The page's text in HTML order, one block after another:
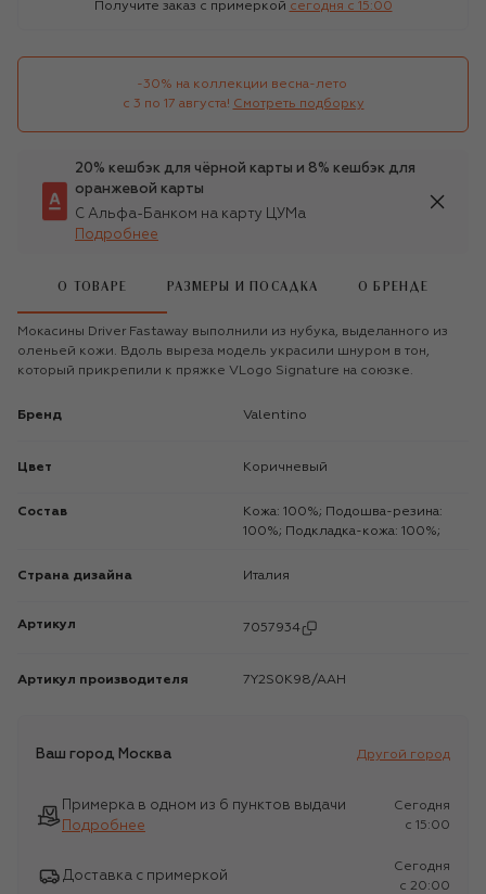
Получите заказ с примеркой сегодня c 15:00
-30% на коллекции весна-лето
с 3 по 17 августа! Смотреть подборку
20% кешбэк для чёрной карты и 8% кешбэк для
оранжевой карты
С Альфа-Банком на карту ЦУМа
Подробнее
О ТОВАРЕ РАЗМЕРЫ И ПОСАДКА О БРЕНДЕ
Мокасины Driver Fastaway выполнили из нубука, выделанного из
оленьей кожи. Вдоль выреза модель украсили шнуром в тон,
который прикрепили к пряжке VLogo Signature на союзке.
Бренд Valentino
Цвет Коричневый
Состав
Кожа: 100%; Подошва-резина:
100%; Подкладка-кожа: 100%;
Страна дизайна Италия
Артикул 7057934
Артикул производителя 7Y2S0K98/AAH
Ваш город Москва Другой город
Примерка в одном из 6 пунктов выдачи
Подробнее
Сегодня
c 15:00
Доставка с примеркой
Сегодня
c 20:00